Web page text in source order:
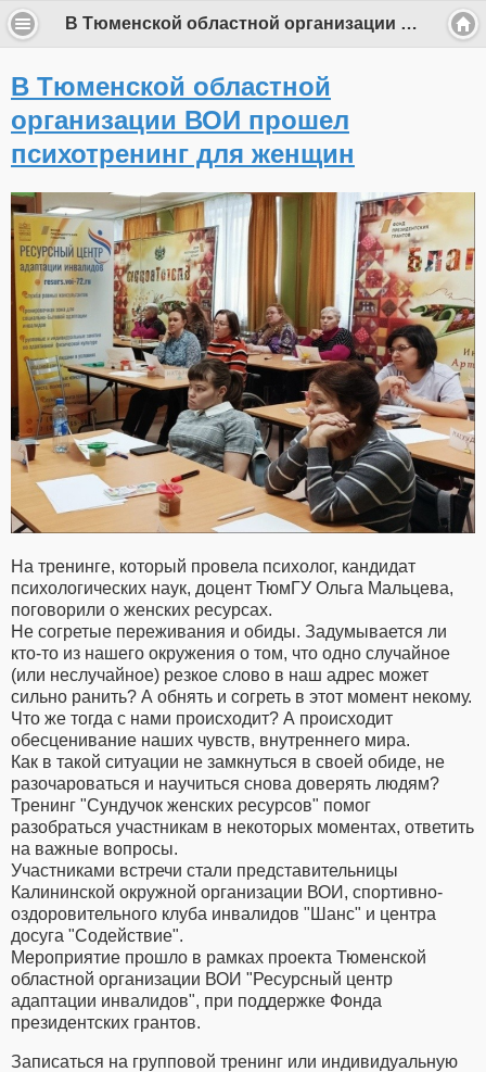
В Тюменской областной организации ВОИ прошел психотренинг для женщин
В Тюменской областной
организации ВОИ прошел
психотренинг для женщин
На тренинге, который провела психолог, кандидат
психологических наук, доцент ТюмГУ Ольга Мальцева,
поговорили о женских ресурсах.
Не согретые переживания и обиды. Задумывается ли
кто-то из нашего окружения о том, что одно случайное
(или неслучайное) резкое слово в наш адрес может
сильно ранить? А обнять и согреть в этот момент некому.
Что же тогда с нами происходит? А происходит
обесценивание наших чувств, внутреннего мира.
Как в такой ситуации не замкнуться в своей обиде, не
разочароваться и научиться снова доверять людям?
Тренинг "Сундучок женских ресурсов" помог
разобраться участникам в некоторых моментах, ответить
на важные вопросы.
Участниками встречи стали представительницы
Калининской окружной организации ВОИ, спортивно-
оздоровительного клуба инвалидов "Шанс" и центра
досуга "Содействие".
Мероприятие прошло в рамках проекта Тюменской
областной организации ВОИ "Ресурсный центр
адаптации инвалидов", при поддержке Фонда
президентских грантов.
Записаться на групповой тренинг или индивидуальную